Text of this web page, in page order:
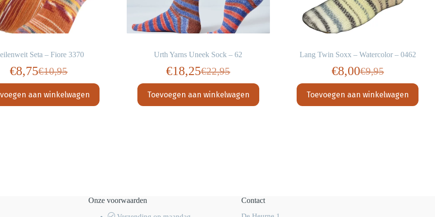
Seta – Fiore 3370
€10,95
Oorspronkelijke
prijs
was:
€8,75Huidige
prijs
is:
aan winkelwagen
Urth Yarns Uneek Sock – 62
€22,95
Oorspronkelijke
prijs
was:
€18,25Huidige
prijs
is:
Toevoegen aan winkelwagen
Lang Twin Soxx – Watercolor – 0462
€9,95
prijs
was:
€8,00Huidige
prijs
is:
Toevoegen aan winkelwagen
Onze voorwaarden Contact